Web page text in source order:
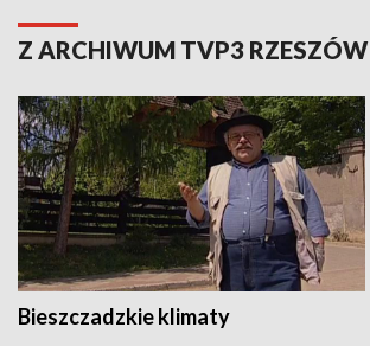
Z ARCHIWUM TVP3 RZESZÓW
Bieszczadzkie klimaty